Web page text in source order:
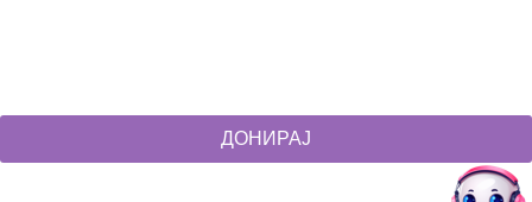
ДОНИРАЈ